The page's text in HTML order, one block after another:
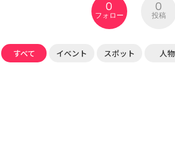
0
フォロー
0
投稿
すべて イベント スポット 人物